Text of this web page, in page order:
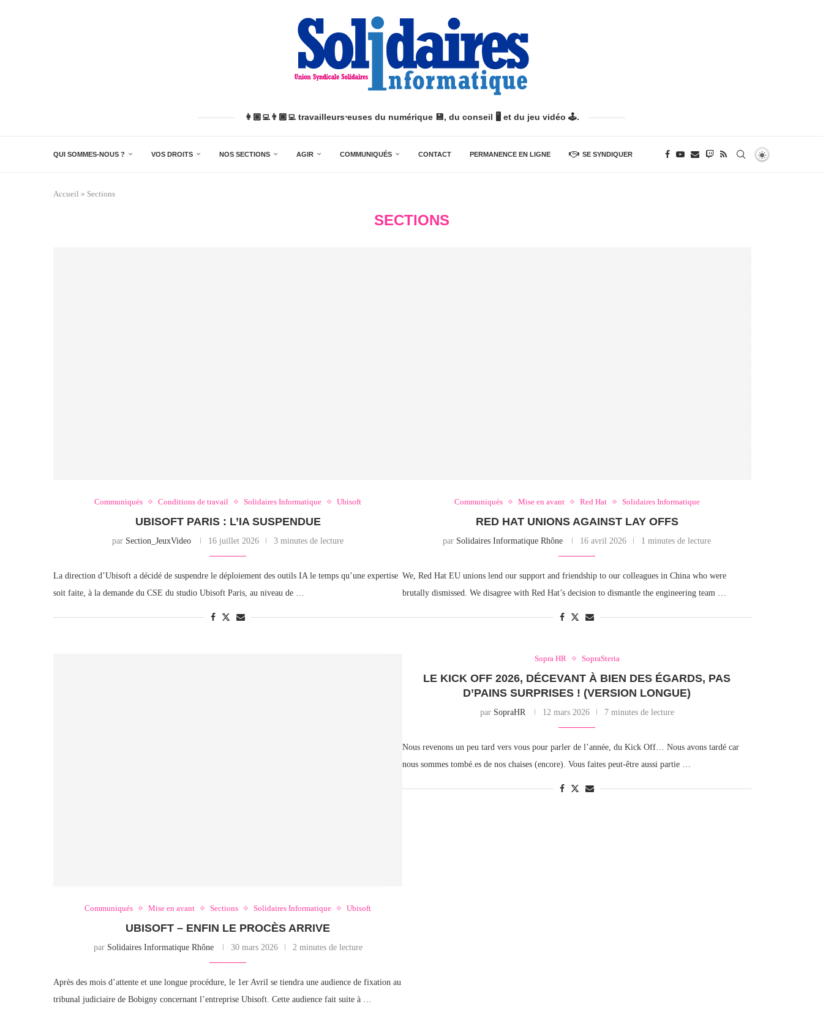
👩🏽‍💻👨🏿‍💻 travailleurs⋅euses du numérique 💾, du conseil 🖥️ et du jeu vidéo 🕹️.
QUI SOMMES-NOUS ? VOS DROITS NOS SECTIONS AGIR COMMUNIQUÉS CONTACT PERMANENCE EN LIGNE SE SYNDIQUER
Accueil » Sections
SECTIONS
Communiqués Conditions de travail Solidaires Informatique Ubisoft
UBISOFT PARIS : L’IA SUSPENDUE
par Section_JeuxVideo 16 juillet 2026 3 minutes de lecture
La direction d’Ubisoft a décidé de suspendre le déploiement des outils IA le temps qu’une expertise
soit faite, à la demande du CSE du studio Ubisoft Paris, au niveau de …
Communiqués Mise en avant Red Hat Solidaires Informatique
RED HAT UNIONS AGAINST LAY OFFS
par Solidaires Informatique Rhône 16 avril 2026 1 minutes de lecture
We, Red Hat EU unions lend our support and friendship to our colleagues in China who were
brutally dismissed. We disagree with Red Hat’s decision to dismantle the engineering team …
Communiqués Mise en avant Sections Solidaires Informatique Ubisoft
UBISOFT – ENFIN LE PROCÈS ARRIVE
par Solidaires Informatique Rhône 30 mars 2026 2 minutes de lecture
Après des mois d’attente et une longue procédure, le 1er Avril se tiendra une audience de fixation au
tribunal judiciaire de Bobigny concernant l’entreprise Ubisoft. Cette audience fait suite à …
Sopra HR SopraSteria
LE KICK OFF 2026, DÉCEVANT À BIEN DES ÉGARDS, PAS
D’PAINS SURPRISES ! (VERSION LONGUE)
par SopraHR 12 mars 2026 7 minutes de lecture
Nous revenons un peu tard vers vous pour parler de l’année, du Kick Off… Nous avons tardé car
nous sommes tombé.es de nos chaises (encore). Vous faites peut-être aussi partie …